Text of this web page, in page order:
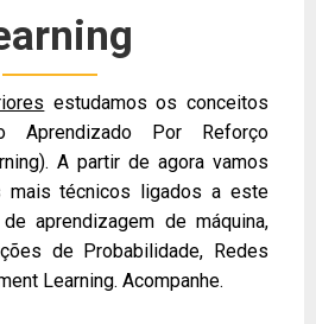
estudamos os conceitos
Aprendizado Por Reforço
A partir de agora vamos
mais técnicos ligados a este
aprendizagem de máquina,
de Probabilidade, Redes
Learning. Acompanhe.